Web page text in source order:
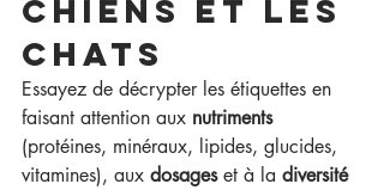
chiens et les
chats
Essayez de décrypter les étiquettes en
faisant attention aux nutriments
(protéines, minéraux, lipides, glucides,
vitamines), aux dosages et à la diversité